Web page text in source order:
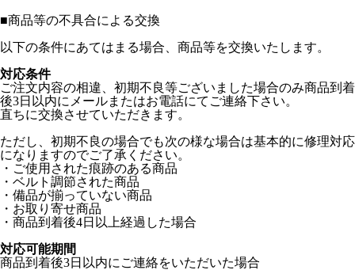
■商品等の不具合による交換
以下の条件にあてはまる場合、商品等を交換いたします。
対応条件
ご注文内容の相違、初期不良等ございました場合のみ商品到着
後3日以内にメールまたはお電話にてご連絡下さい。
直ちに交換させていただきます。
ただし、初期不良の場合でも次の様な場合は基本的に修理対応
になりますのでご了承ください。
・ご使用された痕跡のある商品
・ベルト調節された商品
・備品が揃っていない商品
・お取り寄せ商品
・商品到着後4日以上経過した場合
対応可能期間
商品到着後3日以内にご連絡をいただいた場合